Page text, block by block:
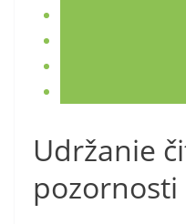
Udržanie
pozornosti